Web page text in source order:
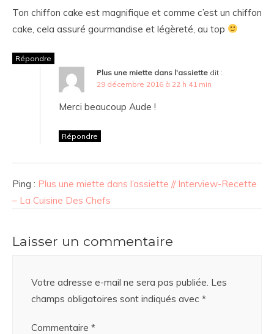
Ton chiffon cake est magnifique et comme c’est un chiffon
cake, cela assuré gourmandise et légèreté, au top
Répondre
Plus une miette dans l'assiette dit :
29 décembre 2016 à 22 h 41 min
Merci beaucoup Aude !
Répondre
Ping : Plus une miette dans l’assiette // Interview-Recette
– La Cuisine Des Chefs
Laisser un commentaire
Votre adresse e-mail ne sera pas publiée. Les
champs obligatoires sont indiqués avec *
Commentaire *